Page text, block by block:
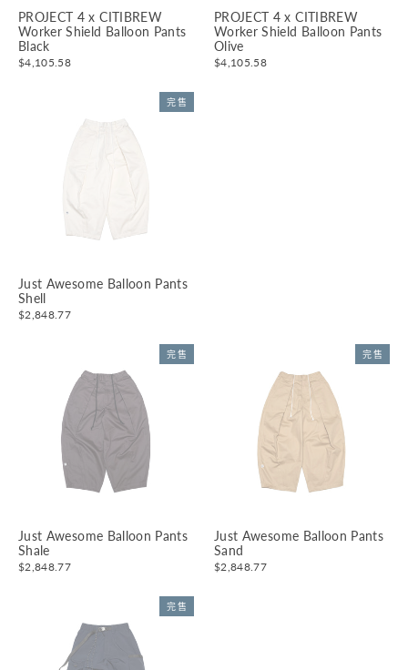
PROJECT 4 x CITIBREW
Worker Shield Balloon Pants
Black
$4,105.58
PROJECT 4 x CITIBREW
Worker Shield Balloon Pants
Olive
$4,105.58
完售
Just Awesome Balloon Pants
Shell
$2,848.77
完售
Just Awesome Balloon Pants
Shale
$2,848.77
完售
Just Awesome Balloon Pants
Sand
$2,848.77
完售